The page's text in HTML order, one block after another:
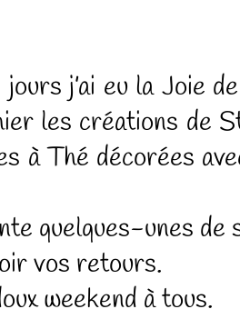
jours j’ai eu la Joie
les créations de
à Thé décorées
quelques-unes de
vos retours.
weekend à tous.